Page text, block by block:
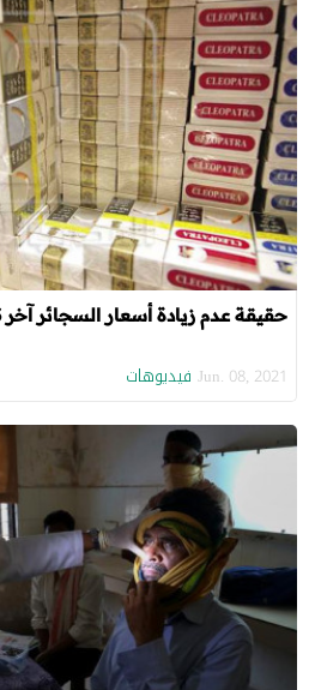
حقيقة عدم زيادة أسعار السجائر آخر 3 سنوات
Jun. 08, 2021 فيديوهات